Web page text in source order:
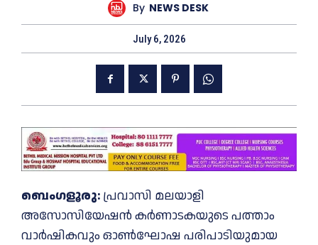
By NEWS DESK
July 6, 2026
ബെംഗളൂരു: പ്രവാസി മലയാളി
അസോസിയേഷൻ കർണാടകയുടെ പത്താം
വാർഷികവും ഓൺഘോഷ പരിപാടിയുമായ